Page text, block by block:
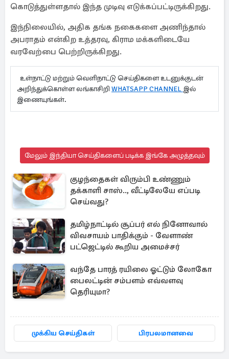
கொடுத்துள்ளதால் இந்த முடிவு எடுக்கப்பட்டிருக்கிறது.
இந்நிலையில், அதிக தங்க நகைகளை அணிந்தால்
அபராதம் என்கிற உத்தரவு, கிராம மக்களிடையே
வரவேற்பை பெற்றிருக்கிறது.
உள்நாட்டு மற்றும் வெளிநாட்டு செய்திகளை உடனுக்குடன்
அறிந்துக்கொள்ள லங்காசிறி WHATSAPP CHANNEL இல்
இணையுங்கள்.
மேலும் இந்தியா செய்திகளைப் படிக்க இங்கே அழுத்தவும்
குழந்தைகள் விரும்பி உண்ணும்
தக்காளி சாஸ்.., வீட்டிலேயே எப்படி
செய்வது?
தமிழ்நாட்டில் சூப்பர் எல் நினோவால்
விவசாயம் பாதிக்கும் - வேளாண்
பட்ஜெட்டில் கூறிய அமைச்சர்
வந்தே பாரத் ரயிலை ஓட்டும் லோகோ
பைலட்டின் சம்பளம் எவ்வளவு
தெரியுமா?
முக்கிய செய்திகள் பிரபலமானவை